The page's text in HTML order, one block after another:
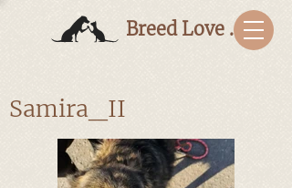
Breed Love Bulgaria
Samira_II